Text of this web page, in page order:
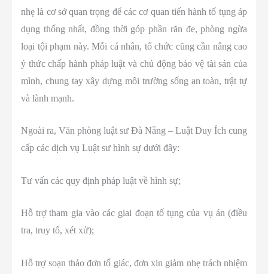
nhẹ là cơ sở quan trọng để các cơ quan tiến hành tố tụng áp
dụng thống nhất, đồng thời góp phần răn đe, phòng ngừa
loại tội phạm này. Mỗi cá nhân, tổ chức cũng cần nâng cao
ý thức chấp hành pháp luật và chủ động bảo vệ tài sản của
mình, chung tay xây dựng môi trường sống an toàn, trật tự
và lành mạnh.
Ngoài ra, Văn phòng luật sư Đà Nẵng – Luật Duy Ích cung
cấp các dịch vụ Luật sư hình sự dưới đây:
Tư vấn các quy định pháp luật về hình sự;
Hỗ trợ tham gia vào các giai đoạn tố tụng của vụ án (điều
tra, truy tố, xét xử);
Hỗ trợ soạn thảo đơn tố giác, đơn xin giảm nhẹ trách nhiệm